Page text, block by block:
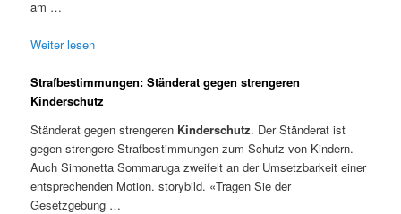
am …
Weiter lesen
Strafbestimmungen: Ständerat gegen strengeren
Kinderschutz
Ständerat gegen strengeren Kinderschutz. Der Ständerat ist
gegen strengere Strafbestimmungen zum Schutz von Kindern.
Auch Simonetta Sommaruga zweifelt an der Umsetzbarkeit einer
entsprechenden Motion. storybild. «Tragen Sie der
Gesetzgebung …